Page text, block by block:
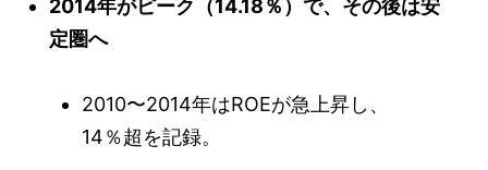
2014年がピーク（14.18％）で、その後は安
定圏へ
2010〜2014年はROEが急上昇し、
14％超を記録。